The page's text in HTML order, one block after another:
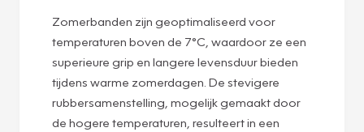
Zomerbanden zijn geoptimaliseerd voor
temperaturen boven de 7°C, waardoor ze een
superieure grip en langere levensduur bieden
tijdens warme zomerdagen. De stevigere
rubbersamenstelling, mogelijk gemaakt door
de hogere temperaturen, resulteert in een